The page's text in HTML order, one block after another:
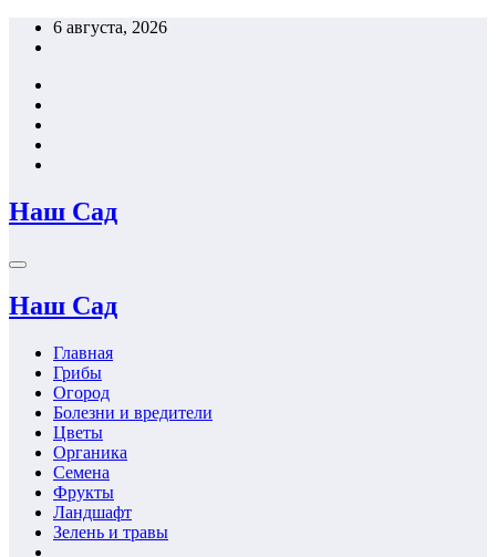
Перейти6 августа, 2026
Наш Сад
Наш Сад
Главная
Грибы
Огород
Болезни и вредители
Цветы
Органика
Семена
Фрукты
Ландшафт
Зелень и травы